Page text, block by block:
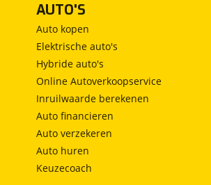
AUTO'S
Auto kopen
Elektrische auto's
Hybride auto's
Online Autoverkoopservice
Inruilwaarde berekenen
Auto financieren
Auto verzekeren
Auto huren
Keuzecoach